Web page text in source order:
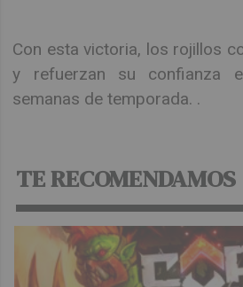
Con esta victoria, los rojillos
y refuerzan su confianza
semanas de temporada. .
TE RECOMENDAMOS